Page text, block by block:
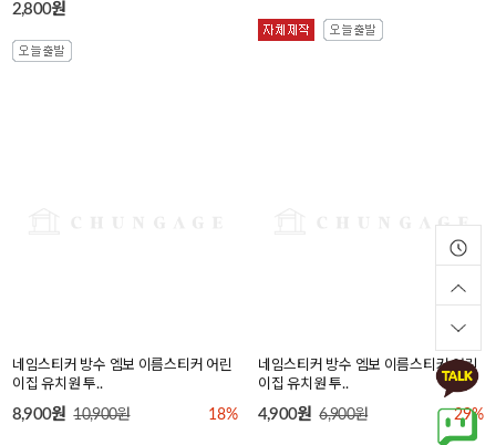
8,900원 10,900원 18%
네임스티커 방수 엠보 이름스티커 어린
4,900원 6,900원 29%